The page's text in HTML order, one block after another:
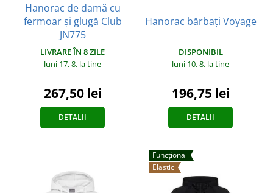
Hanorac de damă cu
fermoar și glugă Club
JN775
LIVRARE ÎN 8 ZILE
luni 17. 8. la tine
267,50 lei
DETALII
Hanorac bărbați Voyage
DISPONIBIL
luni 10. 8. la tine
196,75 lei
DETALII
Funcțional
Elastic